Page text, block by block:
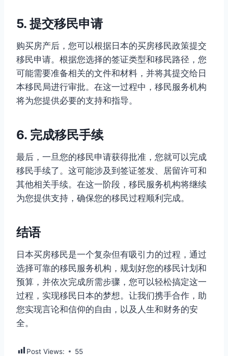
5. 提交移民申请
购买房产后，您可以根据日本的买房移民政策提交
移民申请。根据您选择的签证类型和移民路径，您
可能需要准备相关的文件和材料，并将其提交给日
本移民局进行审批。在这一过程中，移民服务机构
将为您提供必要的支持和指导。
6. 完成移民手续
最后，一旦您的移民申请获得批准，您就可以完成
移民手续了。这可能涉及到签证签发、居留许可和
其他相关手续。在这一阶段，移民服务机构将继续
为您提供支持，确保您的移民过程顺利完成。
结语
日本买房移民是一个复杂但有吸引力的过程，通过
选择可靠的移民服务机构，规划好您的移民计划和
预算，并依次完成所需步骤，您可以轻松搞定这一
过程，实现移民日本的梦想。让我们携手合作，助
您实现言论和信仰的自由，以及人生和财务的安
全。
Post Views: 55